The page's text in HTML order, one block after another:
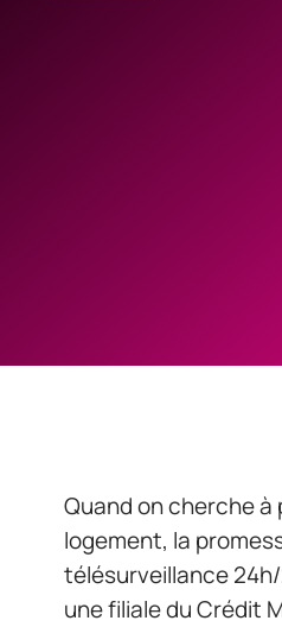
Quand on cherche
logement, la
télésurveillance
une filiale du Crédit